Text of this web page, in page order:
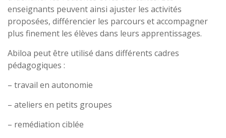
enseignants peuvent ainsi ajuster les activités
proposées, différencier les parcours et accompagner
plus finement les élèves dans leurs apprentissages.
Abiloa peut être utilisé dans différents cadres
pédagogiques :
– travail en autonomie
– ateliers en petits groupes
– remédiation ciblée